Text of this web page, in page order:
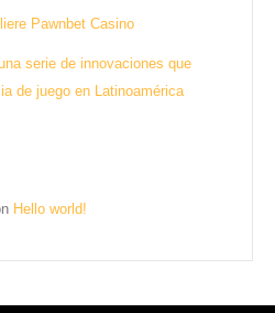
Pawnbet Casino
serie de innovaciones que
de juego en Latinoamérica
Hello world!